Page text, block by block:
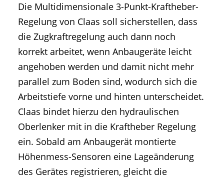
Die Multidimensionale 3-Punkt-Kraftheber-
Regelung von Claas soll sicherstellen, dass
die Zugkraftregelung auch dann noch
korrekt arbeitet, wenn Anbaugeräte leicht
angehoben werden und damit nicht mehr
parallel zum Boden sind, wodurch sich die
Arbeitstiefe vorne und hinten unterscheidet.
Claas bindet hierzu den hydraulischen
Oberlenker mit in die Kraftheber Regelung
ein. Sobald am Anbaugerät montierte
Höhenmess-Sensoren eine Lageänderung
des Gerätes registrieren, gleicht die